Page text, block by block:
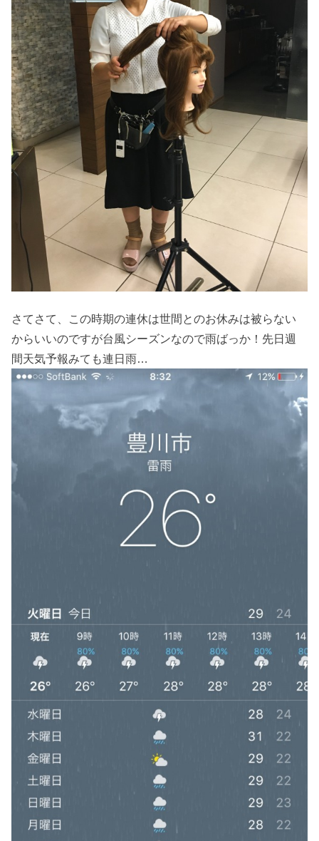
さてさて、この時期の連休は世間とのお休みは被らない
からいいのですが台風シーズンなので雨ばっか！先日週
間天気予報みても連日雨…